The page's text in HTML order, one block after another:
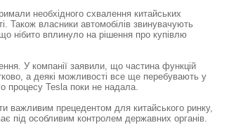
необхідного схвалення китайських
Також власники автомобілів звинувачують
нібито вплинуло на рішення про купівлю
У компанії заявили, що частина функцій
а деякі можливості все ще перебувають у
процесу Tesla поки не надала.
важливим прецедентом для китайського ринку,
під особливим контролем державних органів.